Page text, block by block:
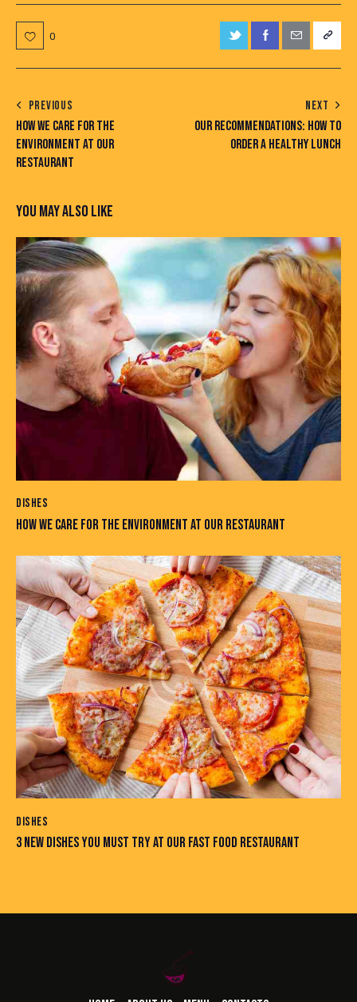
0
PREVIOUS
HOW WE CARE FOR THE
ENVIRONMENT AT OUR
RESTAURANT
NEXT
OUR RECOMMENDATIONS: HOW TO
ORDER A HEALTHY LUNCH
YOU MAY ALSO LIKE
DISHES
HOW WE CARE FOR THE ENVIRONMENT AT OUR RESTAURANT
DISHES
3 NEW DISHES YOU MUST TRY AT OUR FAST FOOD RESTAURANT